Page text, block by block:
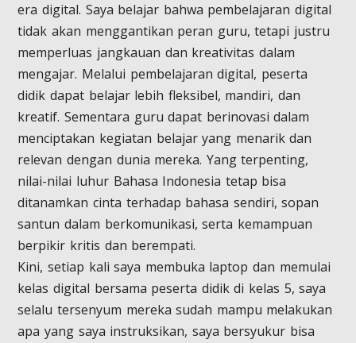
era digital. Saya belajar bahwa pembelajaran digital
tidak akan menggantikan peran guru, tetapi justru
memperluas jangkauan dan kreativitas dalam
mengajar. Melalui pembelajaran digital, peserta
didik dapat belajar lebih fleksibel, mandiri, dan
kreatif. Sementara guru dapat berinovasi dalam
menciptakan kegiatan belajar yang menarik dan
relevan dengan dunia mereka. Yang terpenting,
nilai-nilai luhur Bahasa Indonesia tetap bisa
ditanamkan cinta terhadap bahasa sendiri, sopan
santun dalam berkomunikasi, serta kemampuan
berpikir kritis dan berempati.
Kini, setiap kali saya membuka laptop dan memulai
kelas digital bersama peserta didik di kelas 5, saya
selalu tersenyum mereka sudah mampu melakukan
apa yang saya instruksikan, saya bersyukur bisa